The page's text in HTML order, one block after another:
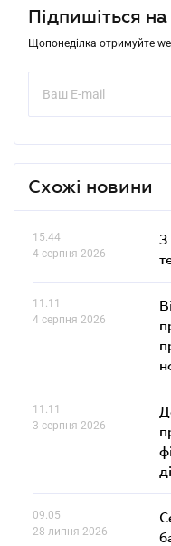
Підпишіться
Щопонеділка отримуйте
Схожі новини
15.44
4 серпня 2026
З
11.11
4 серпня 2026
11.11
3 серпня 2026
09.05
28 липня 2026